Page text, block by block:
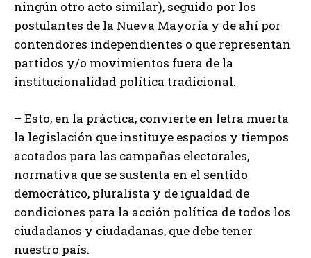
ningún otro acto similar), seguido por los
postulantes de la Nueva Mayoría y de ahí por
contendores independientes o que representan
partidos y/o movimientos fuera de la
institucionalidad política tradicional.
– Esto, en la práctica, convierte en letra muerta
la legislación que instituye espacios y tiempos
acotados para las campañas electorales,
normativa que se sustenta en el sentido
democrático, pluralista y de igualdad de
condiciones para la acción política de todos los
ciudadanos y ciudadanas, que debe tener
nuestro país.